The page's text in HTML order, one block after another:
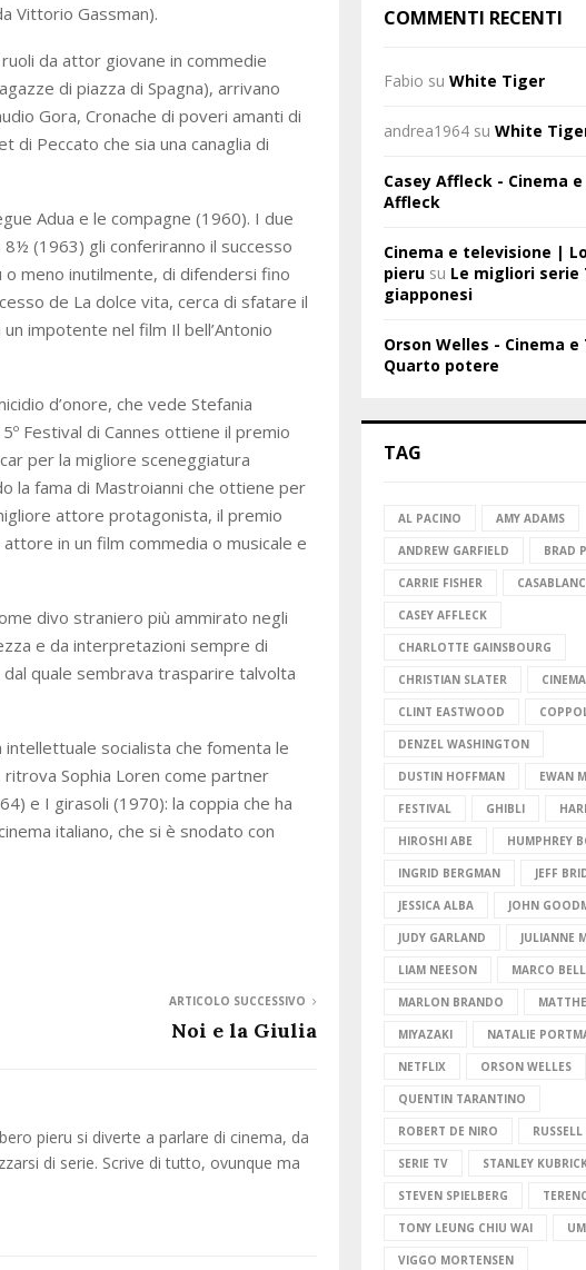
Vittorio Gassman).
da attor giovane in commedie
di piazza di Spagna), arrivano
Gora, Cronache di poveri amanti di
di Peccato che sia una canaglia di
Adua e le compagne (1960). I due
(1963) gli conferiranno il successo
o meno inutilmente, di difendersi fino
de La dolce vita, cerca di sfatare il
impotente nel film Il bell’Antonio
d’onore, che vede Stefania
Festival di Cannes ottiene il premio
per la migliore sceneggiatura
la fama di Mastroianni che ottiene per
attore protagonista, il premio
in un film commedia o musicale e
divo straniero più ammirato negli
e da interpretazioni sempre di
quale sembrava trasparire talvolta
socialista che fomenta le
Sophia Loren come partner
e I girasoli (1970): la coppia che ha
italiano, che si è snodato con
ARTICOLO SUCCESSIVO
Noi e la Giulia
pieru si diverte a parlare di cinema, da
di serie. Scrive di tutto, ovunque ma
COMMENTI RECENTI
Fabio su White Tiger
andrea1964 su White
Casey Affleck - Cinema
Affleck
Cinema e televisione |
pieru su Le migliori serie
giapponesi
Orson Welles - Cinema e
Quarto potere
TAG
AL PACINO AMY ADAMS
ANDREW GARFIELD BRAD
CARRIE FISHER
CASEY AFFLECK
CHARLOTTE GAINSBOURG
CHRISTIAN SLATER CINEMA
CLINT EASTWOOD
DENZEL WASHINGTON
DUSTIN HOFFMAN EWAN
FESTIVAL GHIBLI
HIROSHI ABE HUMPHREY
INGRID BERGMAN JEFF
JESSICA ALBA JOHN
JUDY GARLAND JULIANNE
LIAM NEESON MARCO
MARLON BRANDO
MIYAZAKI NATALIE
NETFLIX ORSON WELLES
QUENTIN TARANTINO
ROBERT DE NIRO
SERIE TV STANLEY
STEVEN SPIELBERG
TONY LEUNG CHIU WAI
VIGGO MORTENSEN